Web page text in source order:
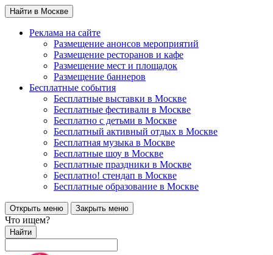
Найти в Москве
Реклама на сайте
Размещение анонсов мероприятий
Размещение ресторанов и кафе
Размещение мест и площадок
Размещение баннеров
Бесплатные события
Бесплатные выставки в Москве
Бесплатные фестивали в Москве
Бесплатно с детьми в Москве
Бесплатный активный отдых в Москве
Бесплатная музыка в Москве
Бесплатные шоу в Москве
Бесплатные праздники в Москве
Бесплатно! стендап в Москве
Бесплатные образование в Москве
Открыть меню Закрыть меню
Что ищем?
Найти